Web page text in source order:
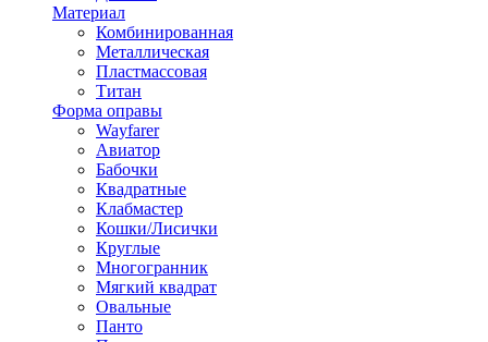
Материал
Комбинированная
Металлическая
Пластмассовая
Титан
Форма оправы
Wayfarer
Авиатор
Бабочки
Квадратные
Клабмастер
Кошки/Лисички
Круглые
Многогранник
Мягкий квадрат
Овальные
Панто